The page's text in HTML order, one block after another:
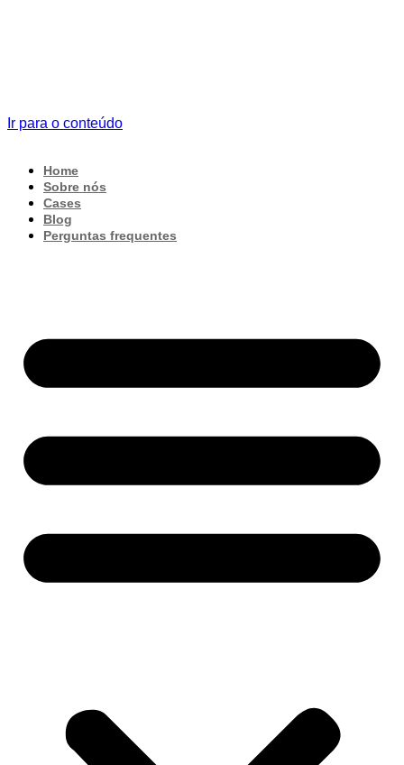
Ir para o conteúdo
Home
Sobre nós
Cases
Blog
Perguntas frequentes